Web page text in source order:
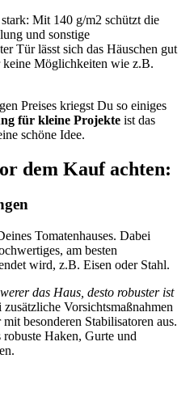
Mit 140 g/m2 schützt die
und sonstige
Tür lässt sich das Häuschen gut
keine Möglichkeiten wie z.B.
Preises kriegst Du so einiges
für kleine Projekte ist das
schöne Idee.
dem Kauf achten:
Tomatenhauses. Dabei
am besten
wird, z.B. Eisen oder Stahl.
das Haus, desto robuster ist
Vorsichtsmaßnahmen
besonderen Stabilisatoren aus.
Haken, Gurte und